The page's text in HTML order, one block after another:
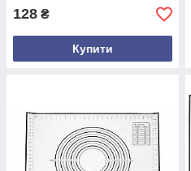
128 ₴
Купити